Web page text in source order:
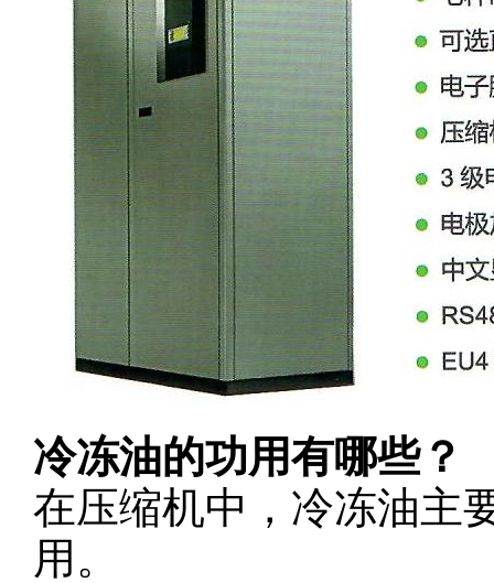
冷冻油的功用有哪些？
在压缩机中，冷冻油主
用。